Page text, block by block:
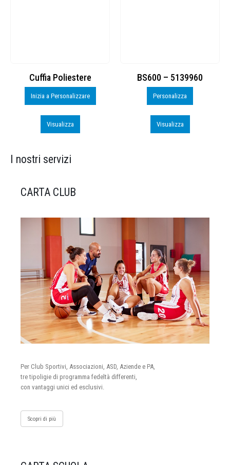
Cuffia Poliestere
Inizia a Personalizzare
Visualizza
BS600 – 5139960
Personalizza
Visualizza
I nostri servizi
CARTA CLUB
Per Club Sportivi, Associazioni, ASD, Aziende e PA,
tre tipoligie di programma fedeltà differenti,
con vantaggi unici ed esclusivi.
Scopri di più